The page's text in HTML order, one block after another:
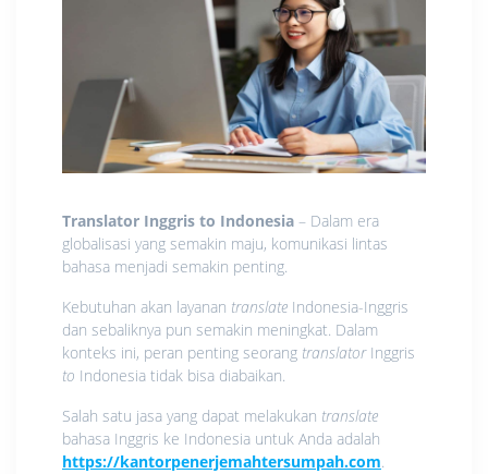
Translator Inggris to Indonesia – Dalam era
globalisasi yang semakin maju, komunikasi lintas
bahasa menjadi semakin penting.
Kebutuhan akan layanan translate Indonesia-Inggris
dan sebaliknya pun semakin meningkat. Dalam
konteks ini, peran penting seorang translatorInggris
to Indonesia tidak bisa diabaikan.
Salah satu jasa yang dapat melakukan translate
bahasa Inggris ke Indonesia untuk Anda adalah
https://kantorpenerjemahtersumpah.com.